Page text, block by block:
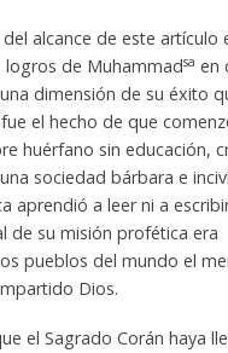
del alcance de este artículo
logros de Muhammadsa en
dimensión de su éxito
el hecho de que
huérfano sin educación,
sociedad bárbara e
aprendió a leer ni a
de su misión profética era
pueblos del mundo el
Dios.
el Sagrado Corán haya